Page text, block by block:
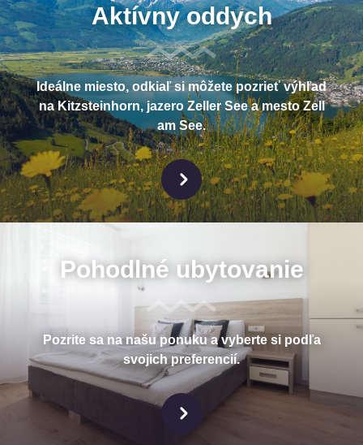
Aktívny oddych
Ideálne miesto, odkiaľ si môžete pozrieť výhľad
na Kitzsteinhorn, jazero Zeller See a mesto Zell
am See.
Pohodlné ubytovanie
Pozrite sa na našu ponuku a vyberte si podľa
svojich preferencií.